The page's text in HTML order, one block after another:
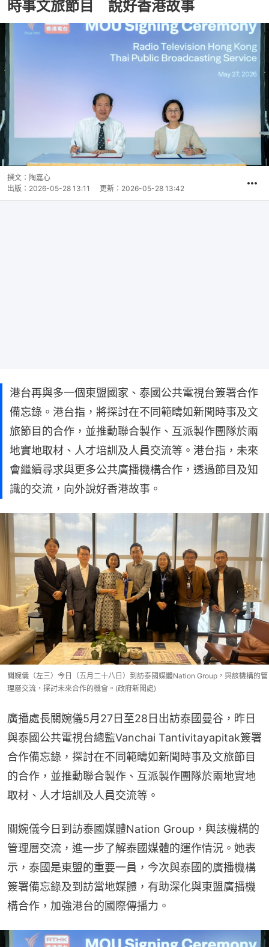
時事文旅節目 說好香港故事
撰文： 陶嘉心
出版： 2026-05-28 13:11 更新： 2026-05-28 13:42
港台再與多一個東盟國家、泰國公共電視台簽署合作
備忘錄。港台指，將探討在不同範疇如新聞時事及文
旅節目的合作，並推動聯合製作、互派製作團隊於兩
地實地取材、人才培訓及人員交流等。港台指，未來
會繼續尋求與更多公共廣播機構合作，透過節目及知
識的交流，向外說好香港故事。
關婉儀（左三）今日（五月二十八日）到訪泰國媒體Nation Group，與該機構的管
理層交流，探討未來合作的機會。(政府新聞處)
廣播處長關婉儀5月27日至28日出訪泰國曼谷，昨日
與泰國公共電視台總監Vanchai Tantivitayapitak簽署
合作備忘錄，探討在不同範疇如新聞時事及文旅節目
的合作，並推動聯合製作、互派製作團隊於兩地實地
取材、人才培訓及人員交流等。
關婉儀今日到訪泰國媒體Nation Group，與該機構的
管理層交流，進一步了解泰國媒體的運作情況。她表
示，泰國是東盟的重要一員，今次與泰國的廣播機構
簽署備忘錄及到訪當地媒體，有助深化與東盟廣播機
構合作，加強港台的國際傳播力。